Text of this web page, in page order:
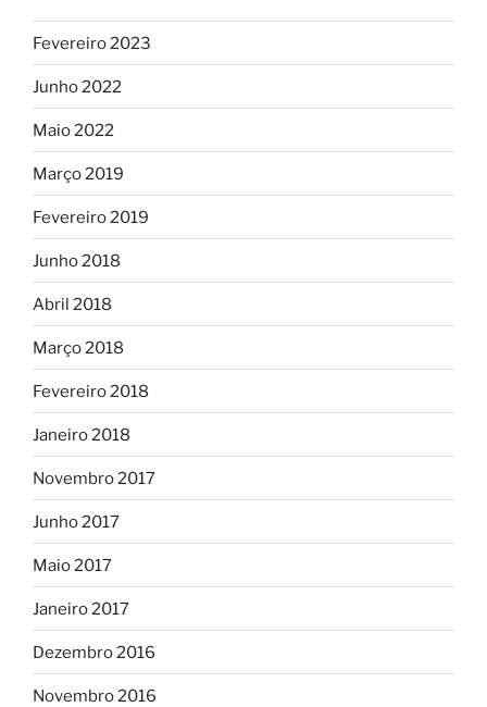
Fevereiro 2023
Junho 2022
Maio 2022
Março 2019
Fevereiro 2019
Junho 2018
Abril 2018
Março 2018
Fevereiro 2018
Janeiro 2018
Novembro 2017
Junho 2017
Maio 2017
Janeiro 2017
Dezembro 2016
Novembro 2016